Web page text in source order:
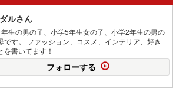
ルさん
生の男の子、小学5年生女の子、小学2年生の男の
です。 ファッション、コスメ、インテリア、好き
を書いてます！
フォローする